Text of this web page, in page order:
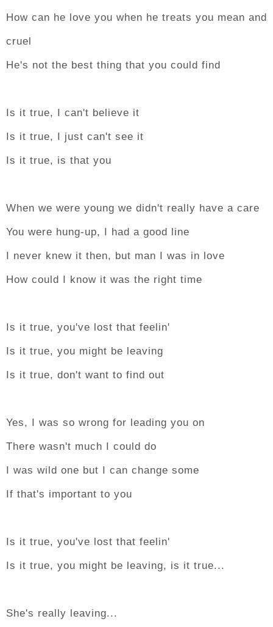
How can he love you when he treats you mean and
cruel
He's not the best thing that you could find
Is it true, I can't believe it
Is it true, I just can't see it
Is it true, is that you
When we were young we didn't really have a care
You were hung-up, I had a good line
I never knew it then, but man I was in love
How could I know it was the right time
Is it true, you've lost that feelin'
Is it true, you might be leaving
Is it true, don't want to find out
Yes, I was so wrong for leading you on
There wasn't much I could do
I was wild one but I can change some
If that's important to you
Is it true, you've lost that feelin'
Is it true, you might be leaving, is it true...
She's really leaving...